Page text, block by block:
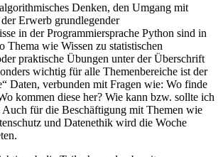
Denken, den Umgang mit
Erwerb grundlegender
in der Programmiersprache Python sind in
Thema wie Wissen zu statistischen
praktische Übungen unter der Überschrift
wichtig für alle Themenbereiche ist der
Daten, verbunden mit Fragen wie: Wo finde
kommen diese her? Wie kann bzw. sollte ich
Auch für die Beschäftigung mit Themen wie
und Datenethik wird die Woche